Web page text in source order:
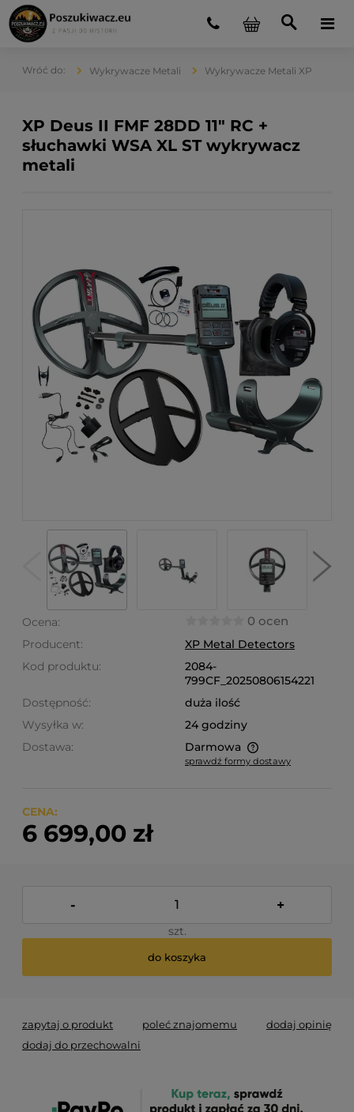
Wykrywacze Metali Wykrywacze Metali XP
XP Deus II FMF 28DD 11" RC +
słuchawki WSA XL ST wykrywacz
metali
Ocena: 0 ocen
Producent:
XP Metal Detectors
Kod produktu:
2084-
799CF_20250806154221
Dostępność:
duża ilość
Wysyłka w:
24 godziny
Dostawa:
Darmowa
Cena nie zawiera ewentualnych kosztów płatności
sprawdź formy dostawy
CENA:
6 699,00 zł
- +
szt.
do koszyka
zapytaj o produkt poleć znajomemu
dodaj opinię
dodaj do przechowalni